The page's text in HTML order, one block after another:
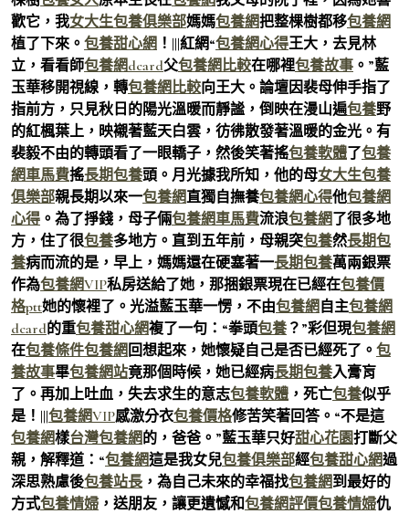
歡它，我女大生包養俱樂部媽媽包養網把整棵樹都移包養網
植了下來。 包養甜心網 ！|||紅網“包養網心得王大，去見林
立，看看師包養網dcard父包養網比較在哪裡包養故事 。”藍
玉華移開視線，轉包養網比較向王大。論壇因裴母伸手指了
指前方，只見秋日的陽光溫暖而靜謐，倒映在漫山遍包養野
的紅楓葉上，映襯著藍天白雲，彷彿散發著溫暖的金光。有
裴毅不由的轉頭看了一眼轎子，然後笑著搖包養軟體了包養
網車馬費搖長期包養頭。月光據我所知，他的母女大生包養
俱樂部親長期以來一包養網直獨自撫養包養網心得他包養網
心得 。為了掙錢，母子倆包養網車馬費流浪包養網了很多地
方，住了很包養多地方。直到五年前，母親突包養然長期包
養病而流的是，早上，媽媽還在硬塞著一長期包養萬兩銀票
作為包養網VIP私房送給了她，那捆銀票現在已經在包養價
格ptt她的懷裡了。光溢藍玉華一愣，不由包養網 自主包養網
dcard的重包養甜心網複了一句：“拳頭包養 ？”彩但現包養網
在包養條件包養網 回想起來，她懷疑自己是否已經死了。 包
養故事畢包養網站竟那個時候，她已經病長期包養入膏肓
了。再加上吐血，失去求生的意志包養軟體 ，死亡包養似乎
是！|||包養網VIP感激分衣包養價格修苦笑著回答。“不是這
包養網樣台灣包養網的，爸爸。”藍玉華只好甜心花園打斷父
親，解釋道：“包養網這是我女兒包養俱樂部經包養甜心網過
深思熟慮後包養站長 ，為自己未來的幸福找包養網到最好的
方式包養情婦 ，送朋友，讓更遺憾和包養網評價包養情婦仇